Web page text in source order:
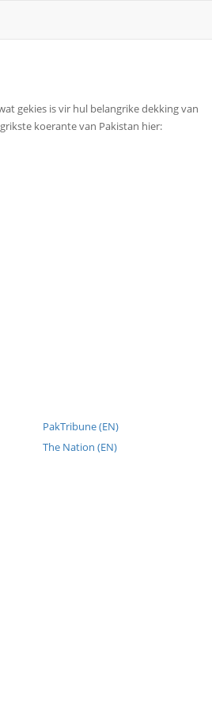
gekies is vir hul belangrike dekking van
koerante van Pakistan hier:
PakTribune (EN)
The Nation (EN)